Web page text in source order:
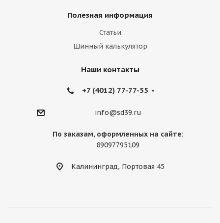
Полезная информация
Статьи
Шинный калькулятор
Наши контакты
+7 (4012) 77-77-55
info@sd39.ru
По заказам, оформленных на сайте:
89097795109
Калининград, Портовая 45